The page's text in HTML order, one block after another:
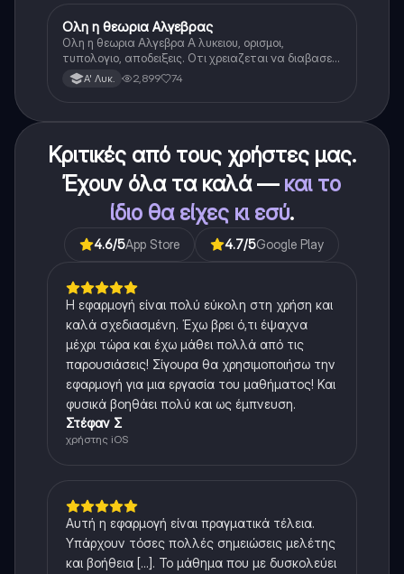
Μαθηματικά
Ολη η θεωρια Αλγεβρας
Ολη η θεωρια Αλγεβρα Α λυκειου, ορισμοι,
τυπολογιο, αποδειξεις. Οτι χρειαζεται να διαβασεις
για το θεωρητικο κομματι της αλγεβρας.
Α' Λυκ. 2,899 74
Κριτικές από τους χρήστες μας.
Έχουν όλα τα καλά — και το
ίδιο θα είχες κι εσύ.
4.6/5App Store 4.7/5Google Play
Η εφαρμογή είναι πολύ εύκολη στη χρήση και
καλά σχεδιασμένη. Έχω βρει ό,τι έψαχνα
μέχρι τώρα και έχω μάθει πολλά από τις
παρουσιάσεις! Σίγουρα θα χρησιμοποιήσω την
εφαρμογή για μια εργασία του μαθήματος! Και
φυσικά βοηθάει πολύ και ως έμπνευση.
Στέφαν Σ
χρήστης iOS
Αυτή η εφαρμογή είναι πραγματικά τέλεια.
Υπάρχουν τόσες πολλές σημειώσεις μελέτης
και βοήθεια [...]. Το μάθημα που με δυσκολεύει